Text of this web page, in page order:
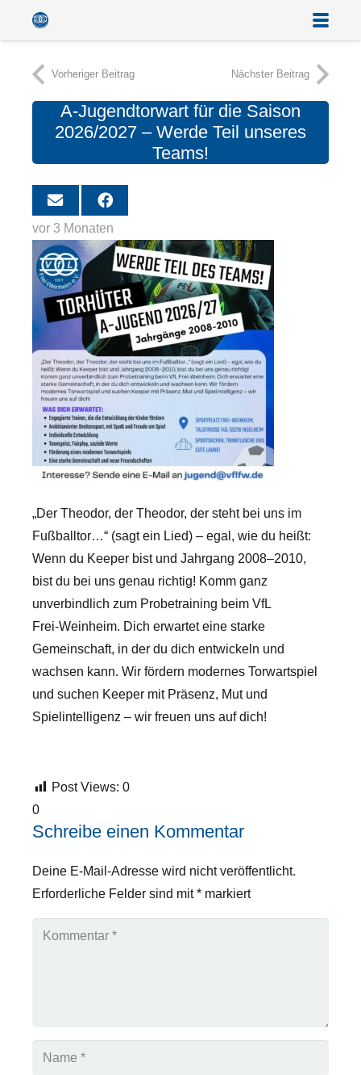
Vorheriger Beitrag Nächster Beitrag
A-Jugendtorwart für die Saison
2026/2027 – Werde Teil unseres
Teams!
vor 3 Monaten
„Der Theodor, der Theodor, der steht bei uns im
Fußballtor…“ (sagt ein Lied) – egal, wie du heißt:
Wenn du Keeper bist und Jahrgang 2008–2010,
bist du bei uns genau richtig! Komm ganz
unverbindlich zum Probetraining beim VfL
Frei‑Weinheim. Dich erwartet eine starke
Gemeinschaft, in der du dich entwickeln und
wachsen kann. Wir fördern modernes Torwartspiel
und suchen Keeper mit Präsenz, Mut und
Spielintelligenz – wir freuen uns auf dich!
Post Views: 0
0
Schreibe einen Kommentar
Deine E-Mail-Adresse wird nicht veröffentlicht.
Erforderliche Felder sind mit* markiert